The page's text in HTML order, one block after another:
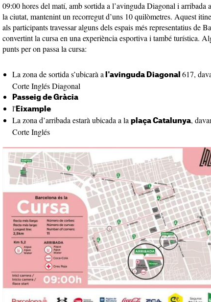
09:00 hores del matí, amb sortida a l’avinguda Diagonal i arribada
la ciutat, mantenint un recorregut d’uns 10 quilòmetres. Aquest
als participants travessar alguns dels espais més representatius de
convertint la cursa en una experiència esportiva i també turística.
punts per on passa la cursa:
La zona de sortida s’ubicarà a l'avinguda Diagonal 617,
Corte Inglés Diagonal
Passeig de Gràcia
l' Eixample
La zona d’arribada estarà ubicada a la plaça Catalunya,
Corte Inglés